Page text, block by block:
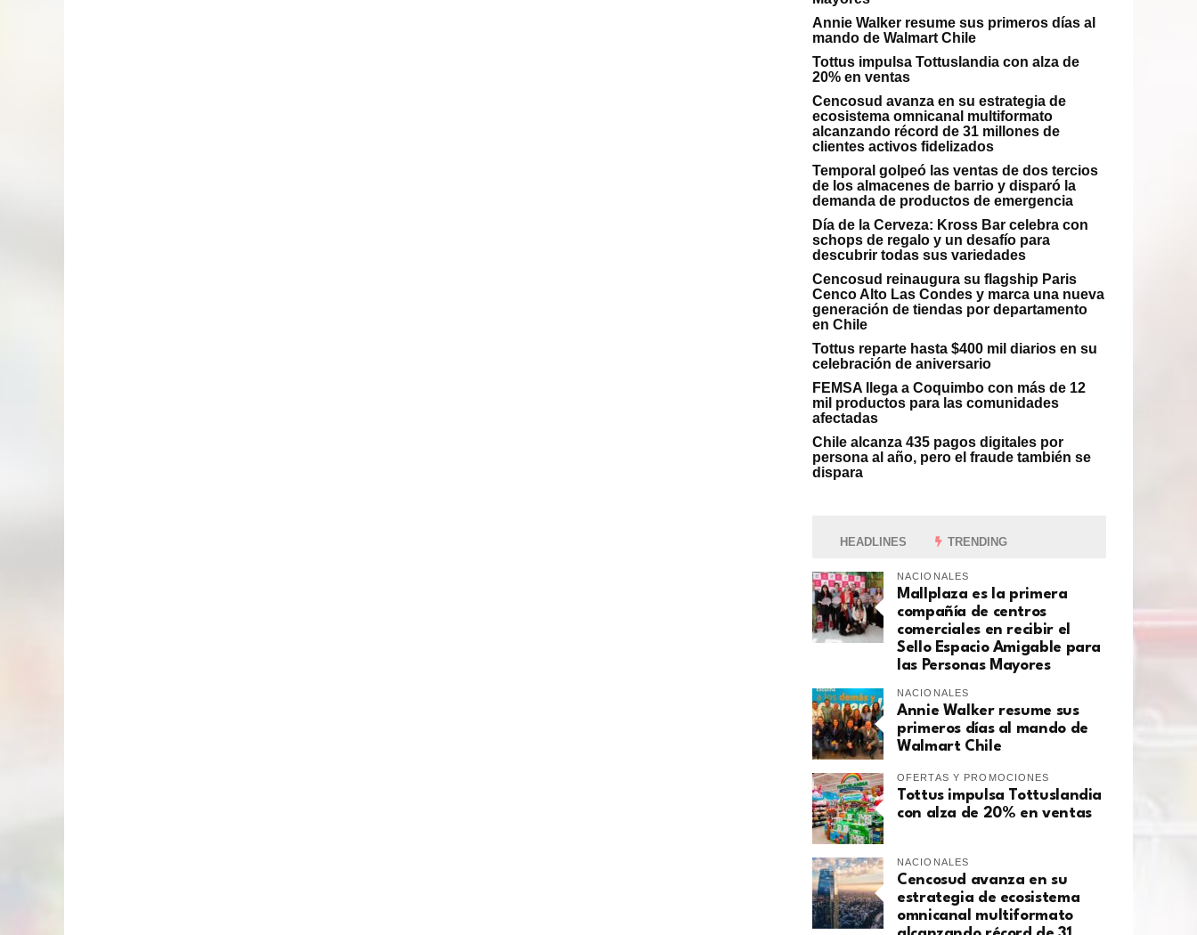
Annie Walker resume sus primeros días al
mando de Walmart Chile
Tottus impulsa Tottuslandia con alza de
20% en ventas
Cencosud avanza en su estrategia de
ecosistema omnicanal multiformato
alcanzando récord de 31 millones de
clientes activos fidelizados
Temporal golpeó las ventas de dos tercios
de los almacenes de barrio y disparó la
demanda de productos de emergencia
Día de la Cerveza: Kross Bar celebra con
schops de regalo y un desafío para
descubrir todas sus variedades
Cencosud reinaugura su flagship Paris
Cenco Alto Las Condes y marca una nueva
generación de tiendas por departamento
en Chile
Tottus reparte hasta $400 mil diarios en su
celebración de aniversario
FEMSA llega a Coquimbo con más de 12
mil productos para las comunidades
afectadas
Chile alcanza 435 pagos digitales por
persona al año, pero el fraude también se
dispara
HEADLINES TRENDING
NACIONALES
Mallplaza es la primera
compañía de centros
comerciales en recibir el
Sello Espacio Amigable para
las Personas Mayores
NACIONALES
Annie Walker resume sus
primeros días al mando de
Walmart Chile
OFERTAS Y PROMOCIONES
Tottus impulsa Tottuslandia
con alza de 20% en ventas
NACIONALES
Cencosud avanza en su
estrategia de ecosistema
omnicanal multiformato